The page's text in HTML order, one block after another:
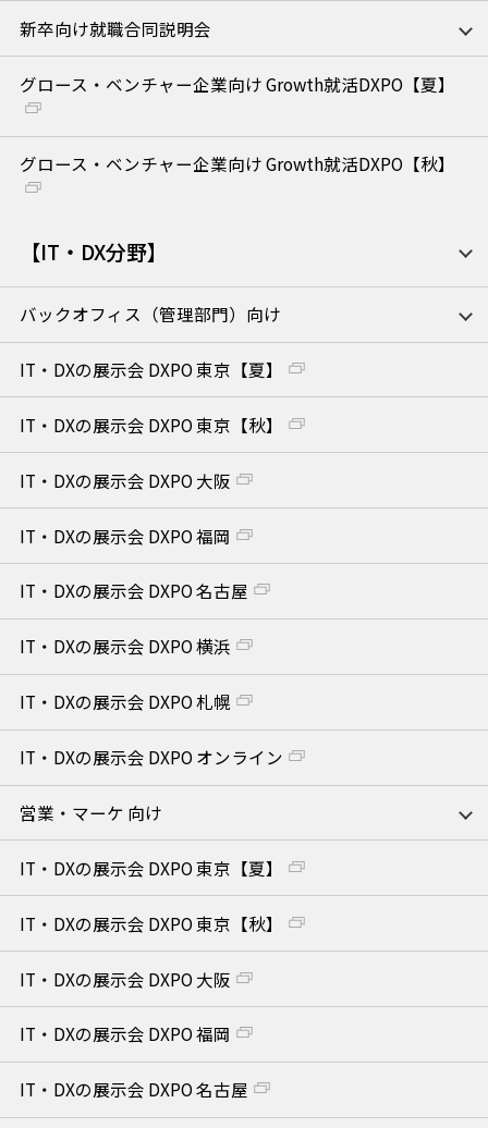
新卒向け就職合同説明会
グロース・ベンチャー企業向け Growth就活DXPO【夏】
グロース・ベンチャー企業向け Growth就活DXPO【秋】
【IT・DX分野】
バックオフィス（管理部門）向け
IT・DXの展示会 DXPO 東京【夏】
IT・DXの展示会 DXPO 東京【秋】
IT・DXの展示会 DXPO 大阪
IT・DXの展示会 DXPO 福岡
IT・DXの展示会 DXPO 名古屋
IT・DXの展示会 DXPO 横浜
IT・DXの展示会 DXPO 札幌
IT・DXの展示会 DXPO オンライン
営業・マーケ 向け
IT・DXの展示会 DXPO 東京【夏】
IT・DXの展示会 DXPO 東京【秋】
IT・DXの展示会 DXPO 大阪
IT・DXの展示会 DXPO 福岡
IT・DXの展示会 DXPO 名古屋